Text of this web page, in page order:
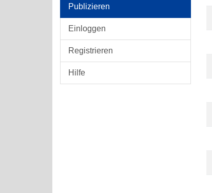
Publizieren
Einloggen
Registrieren
Hilfe